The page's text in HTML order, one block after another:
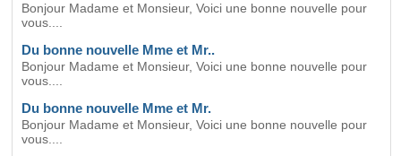
Bonjour Madame et Monsieur, Voici une bonne nouvelle pour
vous....
Du bonne nouvelle Mme et Mr..
Bonjour Madame et Monsieur, Voici une bonne nouvelle pour
vous....
Du bonne nouvelle Mme et Mr.
Bonjour Madame et Monsieur, Voici une bonne nouvelle pour
vous....